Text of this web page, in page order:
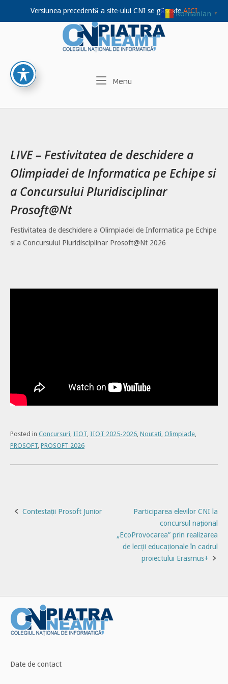
Versiunea precedentă a site-ului CNI se găseșteAICI
Home
Menu
LIVE – Festivitatea de deschidere a
Olimpiadei de Informatica pe Echipe si
a Concursului Pluridisciplinar
Prosoft@Nt
Festivitatea de deschidere a Olimpiadei de Informatica pe Echipe
si a Concursului Pluridisciplinar Prosoft@Nt 2026
Posted in Concursuri, IIOT, IIOT 2025-2026, Noutati, Olimpiade,
PROSOFT, PROSOFT 2026
Post
Contestații Prosoft Junior
Participarea elevilor CNI la
concursul național
„EcoProvocarea” prin realizarea
de lecții educaționale în cadrul
proiectului Erasmus+
Date de contact
Romanian ▼